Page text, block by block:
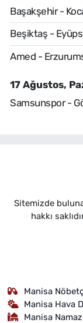
Başakşehir -
Beşiktaş -
Amed -
17 Ağustos,
Samsunspor -
Sitemizde
hakkı
Manisa
Manisa Hava
Manisa